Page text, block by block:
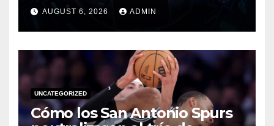
AUGUST 6, 2026 ADMIN
UNCATEGORIZED
Cómo los San Antonio Spurs